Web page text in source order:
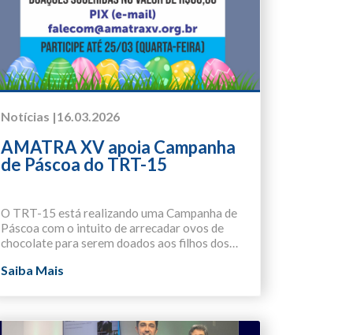
Notícias |16.03.2026
AMATRA XV apoia Campanha
de Páscoa do TRT-15
O TRT-15 está realizando uma Campanha de
Páscoa com o intuito de arrecadar ovos de
chocolate para serem doados aos filhos dos
sedes administrativa e judicial.
iniciativa e convida seus associados a
25/03 (quarta-feira).
Saiba Mais